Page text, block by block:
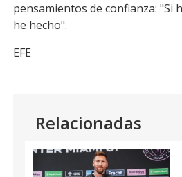
Email
pensamientos de confianza: "Si
he hecho".
EFE
Relacionadas